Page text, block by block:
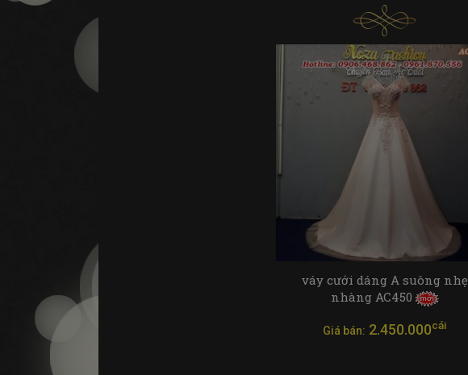
váy cưới dáng A suông nhẹ
nhàng AC450
Giá bán: 2.450.000cái